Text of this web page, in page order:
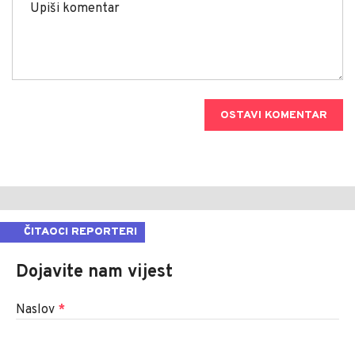
OSTAVI KOMENTAR
ČITAOCI REPORTERI
Dojavite nam vijest
Naslov *